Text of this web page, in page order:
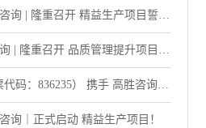
询 | 隆重召开 精益生产项目誓师
| 隆重召开 品质管理提升项目启
码：836235） 携手 高胜咨询｜
询｜正式启动 精益生产项目！